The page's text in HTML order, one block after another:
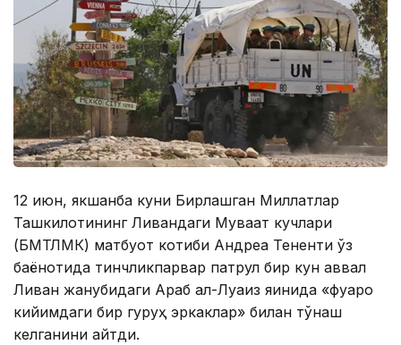
12 июн, якшанба куни Бирлашган Миллатлар
Ташкилотининг Ливандаги Муваққат кучлари
(БМТЛМК) матбуот котиби Андреа Тененти ўз
баёнотида тинчликпарвар патрул бир кун аввал
Ливан жанубидаги Араб ал-Луаиз яқинида «фуқаро
кийимдаги бир гуруҳ эркаклар» билан тўқнаш
келганини айтди.